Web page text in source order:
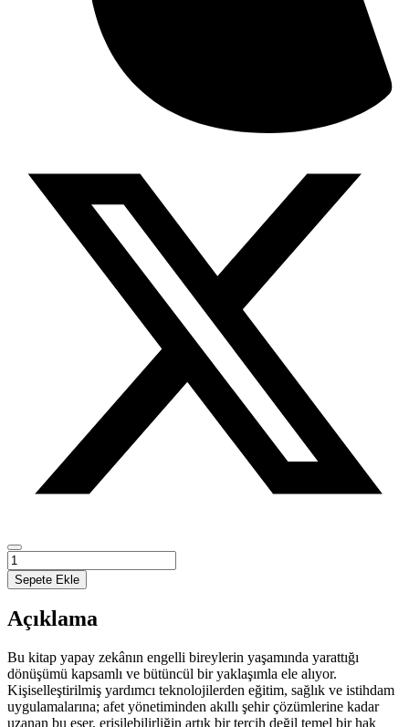
Engelsiz
Bilişim
2025:
Yapay
Zekâ
Erişilebilirlik
adet
Sepete Ekle
Açıklama
Bu kitap yapay zekânın engelli bireylerin yaşamında yarattığı
dönüşümü kapsamlı ve bütüncül bir yaklaşımla ele alıyor.
Kişiselleştirilmiş yardımcı teknolojilerden eğitim, sağlık ve istihdam
uygulamalarına; afet yönetiminden akıllı şehir çözümlerine kadar
uzanan bu eser, erişilebilirliğin artık bir tercih değil temel bir hak